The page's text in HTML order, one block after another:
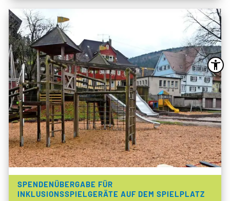
SPENDENÜBERGABE FÜR
INKLUSIONSSPIELGERÄTE AUF DEM SPIELPLATZ